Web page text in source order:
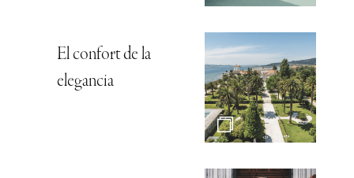
El confort de la
elegancia